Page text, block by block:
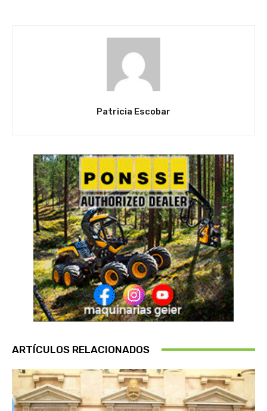
Patricia Escobar
ARTÍCULOS RELACIONADOS